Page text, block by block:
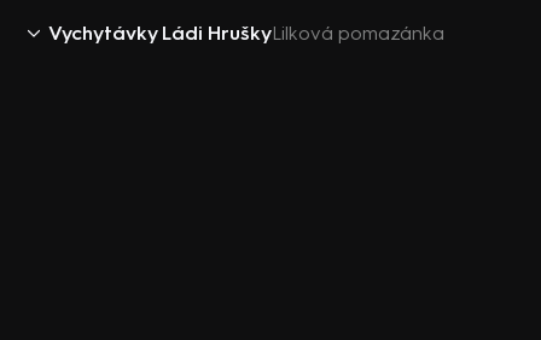
Vychytávky Ládi HruškyLilková pomazánka